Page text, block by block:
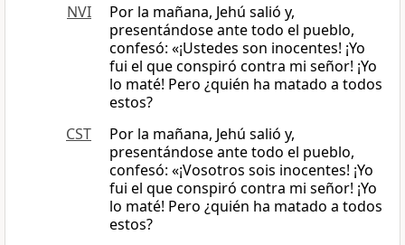
NVI
Por la mañana, Jehú salió y,
presentándose ante todo el pueblo,
confesó: «¡Ustedes son inocentes! ¡Yo
fui el que conspiró contra mi señor! ¡Yo
lo maté! Pero ¿quién ha matado a todos
estos?
CST
Por la mañana, Jehú salió y,
presentándose ante todo el pueblo,
confesó: «¡Vosotros sois inocentes! ¡Yo
fui el que conspiró contra mi señor! ¡Yo
lo maté! Pero ¿quién ha matado a todos
estos?